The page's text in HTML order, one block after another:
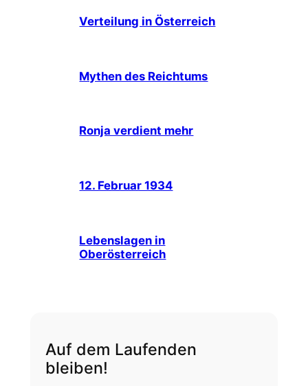
Verteilung in Österreich
Mythen des Reichtums
Ronja verdient mehr
12. Februar 1934
Lebenslagen in
Oberösterreich
Auf dem Laufenden
bleiben!